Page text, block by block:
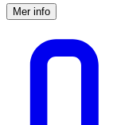
Mer info